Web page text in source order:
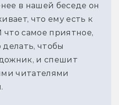
в нашей беседе он
что ему есть к
что самое приятное,
делать, чтобы
и спешит
читателями